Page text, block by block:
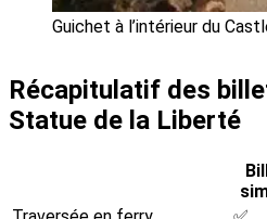
Guichet à l’intérieur du
Récapitulatif des
Statue de la Liberté